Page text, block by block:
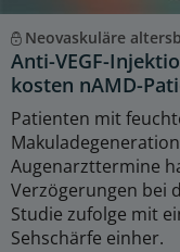
Neovaskuläre
Anti-VEGF-
kosten nAMD-
Patienten mit
Augenarzttermine
Verzögerungen bei
Studie zufolge mit
Sehschärfe einher.